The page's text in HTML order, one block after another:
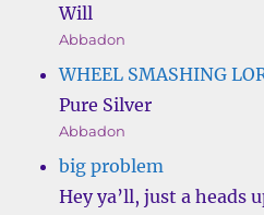
Will
Abbadon
WHEEL SMASHING
Pure Silver
Abbadon
big problem
Hey ya’ll, just a heads